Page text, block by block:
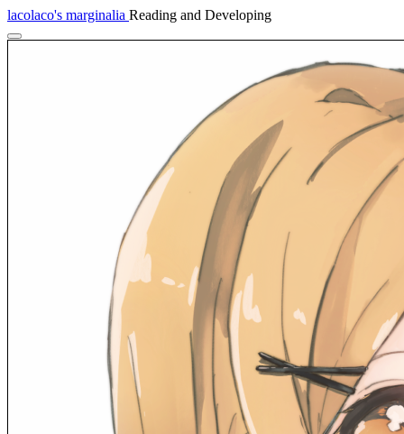
lacolaco's marginalia Reading and Developing